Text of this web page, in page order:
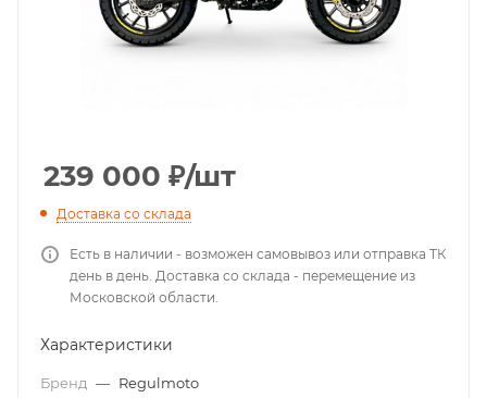
239 000 ₽/шт
Доставка со склада
Есть в наличии - возможен самовывоз или отправка ТК
день в день. Доставка со склада - перемещение из
Московской области.
Характеристики
Бренд — Regulmoto